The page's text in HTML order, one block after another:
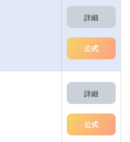
詳細
公式
詳細
公式